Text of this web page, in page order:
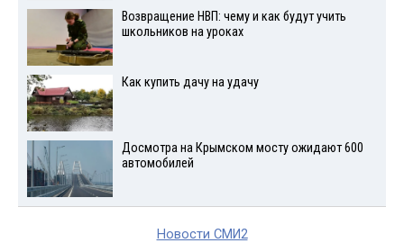
Возвращение НВП: чему и как будут учить
школьников на уроках
Как купить дачу на удачу
Досмотра на Крымском мосту ожидают 600
автомобилей
Новости СМИ2